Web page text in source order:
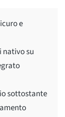
e
nativo su
sottostante